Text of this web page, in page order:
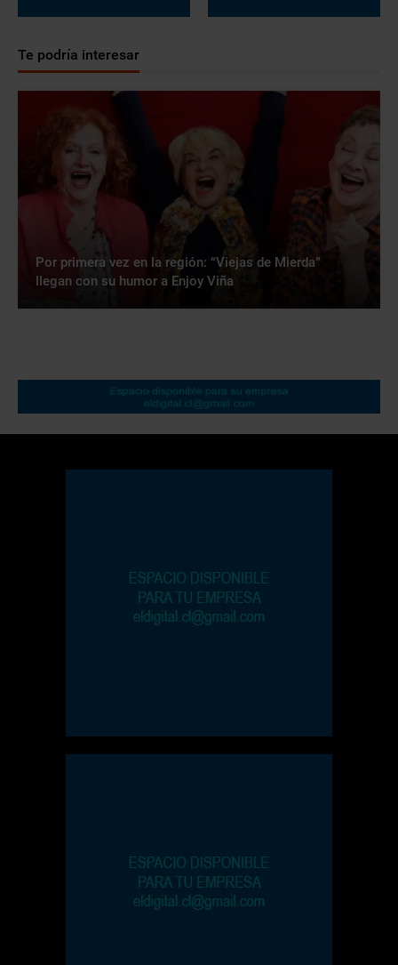
Te podría interesar
Por primera vez en la región: “Viejas de Mierda”
llegan con su humor a Enjoy Viña